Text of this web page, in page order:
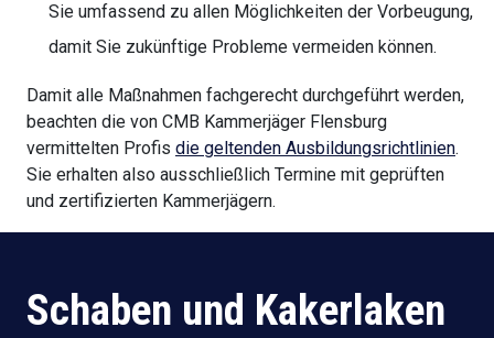
Sie umfassend zu allen Möglichkeiten der Vorbeugung,
damit Sie zukünftige Probleme vermeiden können.
Damit alle Maßnahmen fachgerecht durchgeführt werden,
beachten die von CMB Kammerjäger Flensburg
vermittelten Profis die geltenden Ausbildungsrichtlinien.
Sie erhalten also ausschließlich Termine mit geprüften
und zertifizierten Kammerjägern.
Schaben und Kakerlaken